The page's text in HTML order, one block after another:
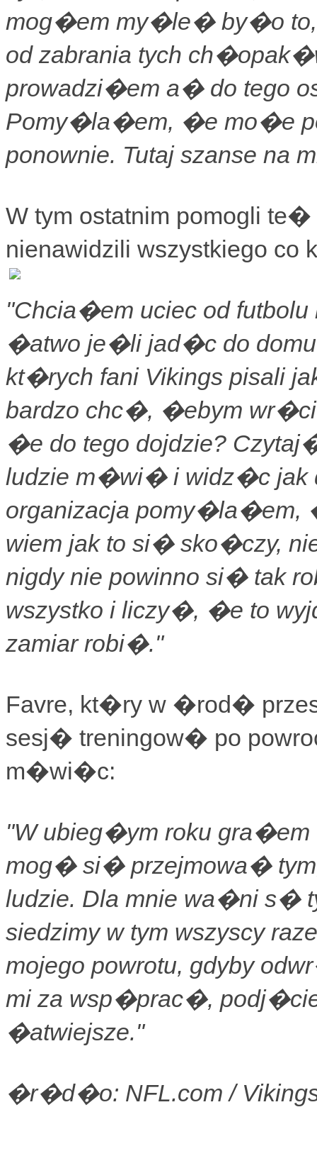
mog�em my�le� by�o to,
od zabrania tych
prowadzi�em a� do tego
Pomy�la�em, �e mo�e
ponownie. Tutaj szanse na
W tym ostatnim pomogli
nienawidzili wszystkiego
"Chcia�em uciec od
�atwo je�li jad�c do
kt�rych fani Vikings pisali
bardzo chc�, �ebym
�e do tego dojdzie?
ludzie m�wi� i widz�c jak
organizacja pomy�la�em,
wiem jak to si� sko�czy,
nigdy nie powinno si� tak
wszystko i liczy�, �e to
zamiar robi�."
Favre, kt�ry w �rod�
sesj� treningow� po
m�wi�c:
"W ubieg�ym roku
mog� si� przejmowa�
ludzie. Dla mnie wa�ni s�
siedzimy w tym wszyscy
mojego powrotu, gdyby
mi za wsp�prac�,
�atwiejsze."
�r�d�o: NFL.com /